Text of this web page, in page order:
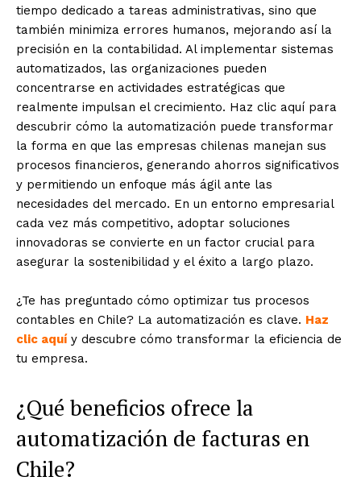
tiempo dedicado a tareas administrativas, sino que
también minimiza errores humanos, mejorando así la
precisión en la contabilidad. Al implementar sistemas
automatizados, las organizaciones pueden
concentrarse en actividades estratégicas que
realmente impulsan el crecimiento. Haz clic aquí para
descubrir cómo la automatización puede transformar
la forma en que las empresas chilenas manejan sus
procesos financieros, generando ahorros significativos
y permitiendo un enfoque más ágil ante las
necesidades del mercado. En un entorno empresarial
cada vez más competitivo, adoptar soluciones
innovadoras se convierte en un factor crucial para
asegurar la sostenibilidad y el éxito a largo plazo.
¿Te has preguntado cómo optimizar tus procesos
contables en Chile? La automatización es clave. Haz
clic aquí y descubre cómo transformar la eficiencia de
tu empresa.
¿Qué beneficios ofrece la
automatización de facturas en
Chile?